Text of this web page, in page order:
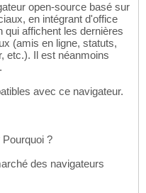
open-source basé sur
en intégrant d'office
qui affichent les dernières
(amis en ligne, statuts,
etc.). Il est néanmoins
avec ce navigateur.
?
des navigateurs